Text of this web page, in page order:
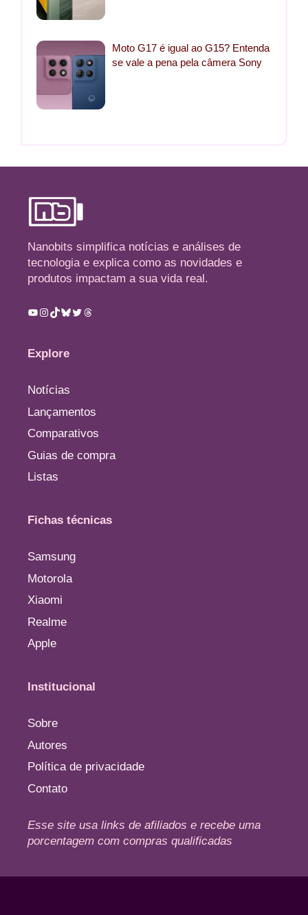
Moto G17 é igual ao G15? Entenda
se vale a pena pela câmera Sony
Nanobits simplifica notícias e análises de
tecnologia e explica como as novidades e
produtos impactam a sua vida real.
Youtube
Instagram
TikTok
Bluesky
TwitterThreads
Explore
Notícias
Lançamentos
Comparativos
Guias de compra
Listas
Fichas técnicas
Samsung
Motorola
Xiaomi
Realme
Apple
Institucional
Sobre
Autores
Política de privacidade
Contato
Esse site usa links de afiliados e recebe uma
porcentagem com compras qualificadas